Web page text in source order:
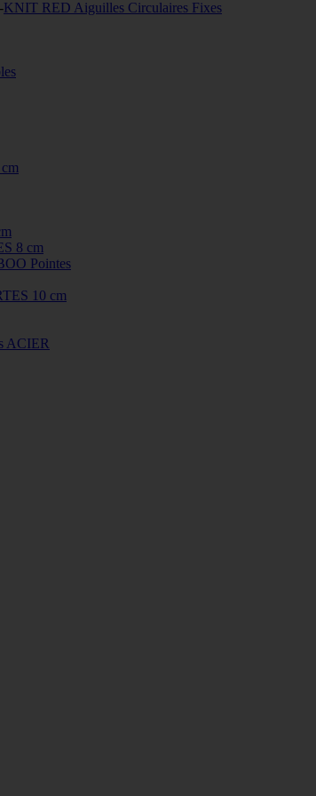
-KNIT RED Aiguilles Circulaires Fixes
8 cm
Pointes
10 cm
ACIER